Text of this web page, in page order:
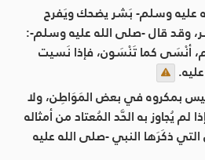
عليه وسلم- بَشر يضحك ويَفرح
وقد قال -صلى الله عليه وسلم-:
أنْسَى كما تَنْسَون، فإذا نَسيت
بمكروه في بعض المَوَاطِن، ولا
لم يُجاوز به الحَّد المُعتاد من أمثاله
ذكَرَها النبي -صلى الله عليه